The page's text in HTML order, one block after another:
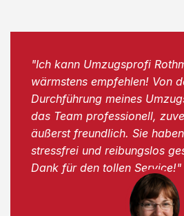
"Ich kann Umzugsprofi
wärmstens empfehlen! Von
Durchführung meines
das Team professionell,
äußerst freundlich. Sie
stressfrei und reibungslos
Dank für den tollen Service!"